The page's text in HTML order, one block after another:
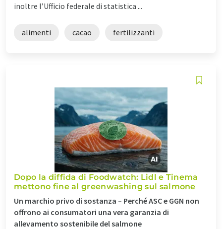
inoltre l’Ufficio federale di statistica ...
alimenti cacao fertilizzanti
Dopo la diffida di Foodwatch: Lidl e Tinema
mettono fine al greenwashing sul salmone
Un marchio privo di sostanza – Perché ASC e GGN non
offrono ai consumatori una vera garanzia di
allevamento sostenibile del salmone